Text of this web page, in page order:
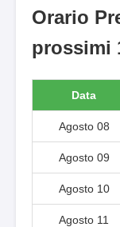
Orario
prossimi
Data
Agosto 08
Agosto 09
Agosto 10
Agosto 11